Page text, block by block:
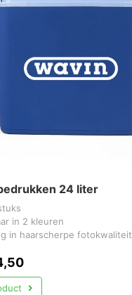
24 liter
in 2 kleuren
in haarscherpe fotokwaliteit